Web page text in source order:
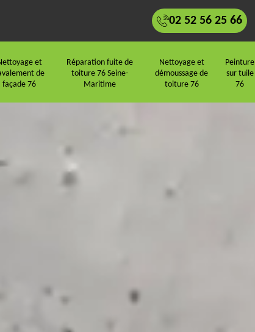
02 52 56 25 66
et
de
façade 76
Réparation fuite de
toiture 76 Seine-
Maritime
Nettoyage et
démoussage de
toiture 76
Peinture
sur tuile
76